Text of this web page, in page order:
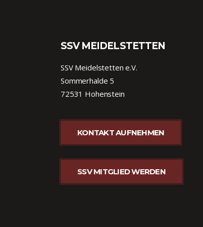
SSV MEIDELSTETTEN
SSV Meidelstetten e.V.
Sommerhalde 5
72531 Hohenstein
KONTAKT AUFNEHMEN
SSV MITGLIED WERDEN